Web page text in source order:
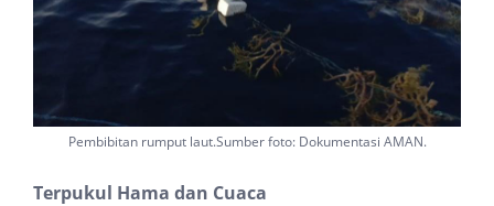
Pembibitan rumput laut.Sumber foto: Dokumentasi AMAN.
Terpukul Hama dan Cuaca